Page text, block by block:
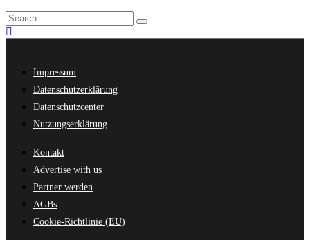
Impressum
Datenschutzerklärung
Datenschutzcenter
Nutzungserklärung
Kontakt
Advertise with us
Partner werden
AGBs
Cookie-Richtlinie (EU)